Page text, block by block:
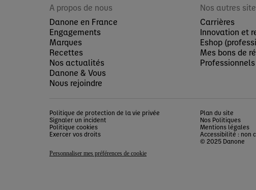
A propos de nous
Danone en France
Engagements
Marques
Recettes
Nos actualités
Danone & Vous
Nous rejoindre
Nos autres
Carrières
Innovation et
Eshop
Mes bons de
Politique de protection de la vie privée
Signaler un incident
Politique cookies
Exercer vos droits
Personnaliser mes préférences de cookie
Plan du site
Nos Politiques
Mentions légales
Accessibilité : non
© 2025 Danone